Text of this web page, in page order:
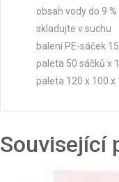
obsah vody do 9 %
skladujte v suchu
balení PE-sáček
paleta 50 sáčků x
paleta 120 x 100 x
Související